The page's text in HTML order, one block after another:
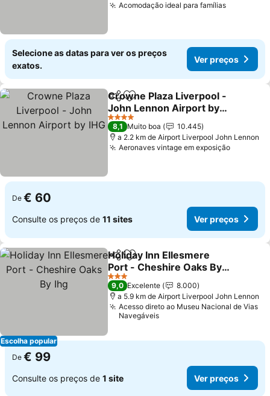
Acomodação ideal para famílias
Selecione as datas para ver os preços
exatos.
Ver preços
PartilharAdicionar aos favoritos
Crowne Plaza Liverpool -
John Lennon Airport by
IHG
4 Estrelas
8,1 Muito boa
10.445
a 2.2 km de Airport Liverpool John Lennon
Aeronaves vintage em exposição
De € 60
Consulte os preços de 11 sites Ver preços
Escolha popular
PartilharAdicionar aos favoritos
Holiday Inn Ellesmere
Port - Cheshire Oaks By
Ihg
3 Estrelas
9,0 Excelente
8.000
a 5.9 km de Airport Liverpool John Lennon
Acesso direto ao Museu Nacional de Vias
Navegáveis
De € 99
Consulte os preços de 1 site Ver preços